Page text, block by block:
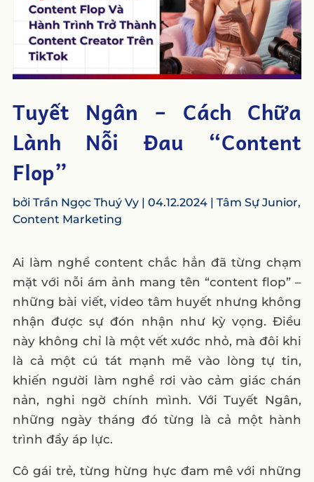
Tuyết Ngân – Cách Chữa
Lành Nỗi Đau “Content
Flop”
bởi Trần Ngọc Thuý Vy| 04.12.2024| Tâm Sự Junior,
Content Marketing
Ai làm nghề content chắc hẳn đã từng chạm
mặt với nỗi ám ảnh mang tên “content flop” –
những bài viết, video tâm huyết nhưng không
nhận được sự đón nhận như kỳ vọng. Điều
này không chỉ là một vết xước nhỏ, mà đôi khi
là cả một cú tát mạnh mẽ vào lòng tự tin,
khiến người làm nghề rơi vào cảm giác chán
nản, nghi ngờ chính mình. Với Tuyết Ngân,
những ngày tháng đó từng là cả một hành
trình đầy áp lực.
Cô gái trẻ, từng hừng hực đam mê với những